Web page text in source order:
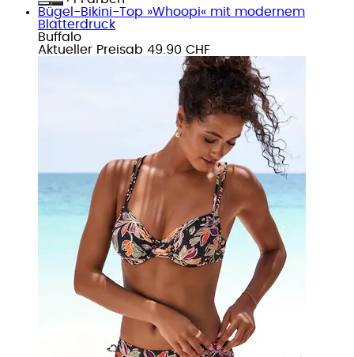
Bügel-Bikini-Top »Whoopi« mit modernem
Blätterdruck
Buffalo
Aktueller Preisab 49.90 CHF